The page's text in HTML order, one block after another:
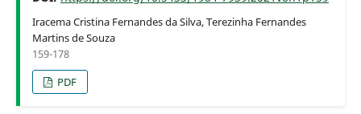
Iracema Cristina Fernandes da Silva, Terezinha Fernandes
Martins de Souza
159-178
PDF